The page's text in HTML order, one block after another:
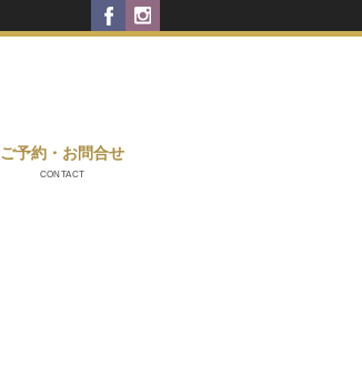
ご予約・お問合せ
CONTACT